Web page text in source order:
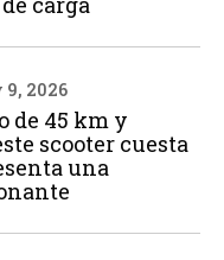
2026
de 45 km y
scooter cuesta
una